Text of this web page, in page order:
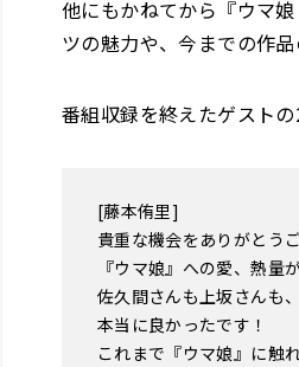
他にもかねてから『ウマ
ツの魅力や、今までの作品
番組収録を終えたゲスト
[藤本侑里]
貴重な機会をありがとう
『ウマ娘』への愛、熱量
佐久間さんも上坂さんも
本当に良かったです！
これまで『ウマ娘』に触